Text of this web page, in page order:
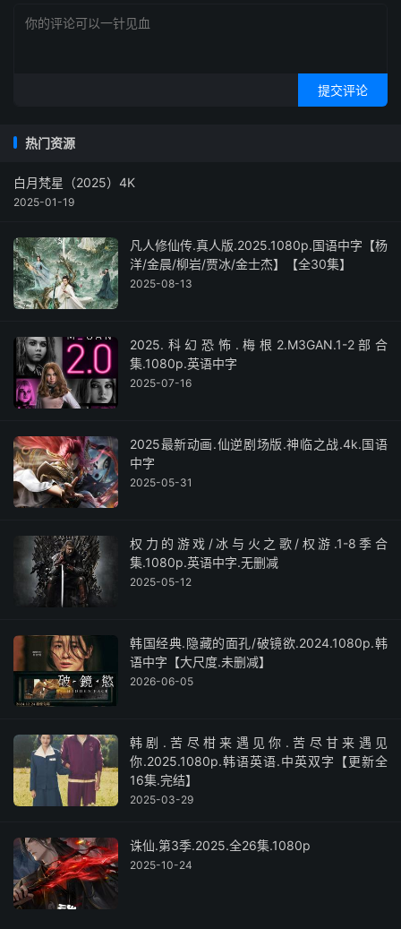
提交评论
热门资源
白月梵星（2025）4K
2025-01-19
凡人修仙传.真人版.2025.1080p.国语中字【杨
洋/金晨/柳岩/贾冰/金士杰】【全30集】
2025-08-13
2025.科幻恐怖.梅根2.M3GAN.1-2部合
集.1080p.英语中字
2025-07-16
2025最新动画.仙逆剧场版.神临之战.4k.国语
中字
2025-05-31
权力的游戏/冰与火之歌/权游.1-8季合
集.1080p.英语中字.无删减
2025-05-12
韩国经典.隐藏的面孔/破镜欲.2024.1080p.韩
语中字【大尺度.未删减】
2026-06-05
韩剧.苦尽柑来遇见你.苦尽甘来遇见
你.2025.1080p.韩语英语.中英双字【更新全
16集.完结】
2025-03-29
诛仙.第3季.2025.全26集.1080p
2025-10-24